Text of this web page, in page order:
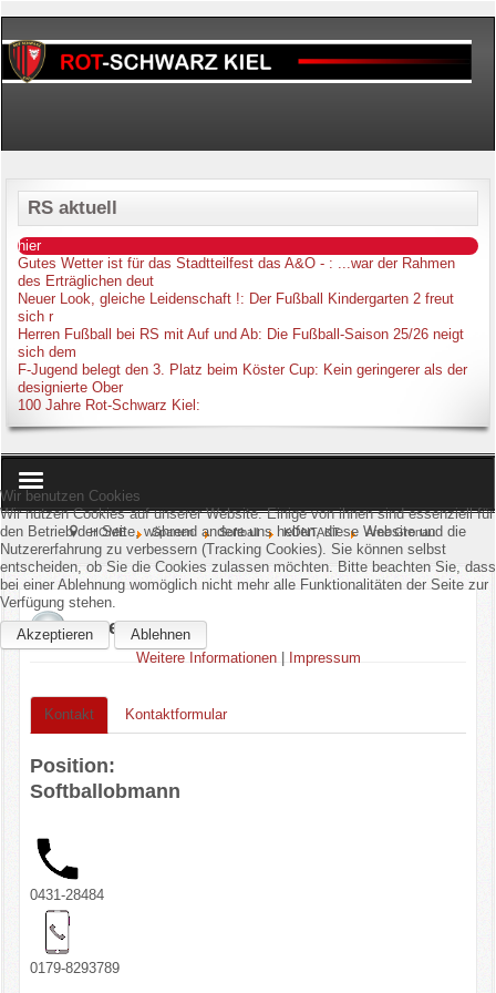
RS aktuell
hier
Gutes Wetter ist für das Stadtteilfest das A&O - : ...war der Rahmen
des Erträglichen deut
Neuer Look, gleiche Leidenschaft !: Der Fußball Kindergarten 2 freut
sich r
Herren Fußball bei RS mit Auf und Ab: Die Fußball-Saison 25/26 neigt
sich dem
F-Jugend belegt den 3. Platz beim Köster Cup: Kein geringerer als der
designierte Ober
100 Jahre Rot-Schwarz Kiel :
Home
Verein
Kinderschutz
Events
Gastronomie
HOME Sparten Softball KONTAKT Arne Gronau
Arne Gronau
Kontakt Kontaktformular
Position:
Softballobmann
0431-28484
0179-8293789
Wir benutzen Cookies
Wir nutzen Cookies auf unserer Website. Einige von ihnen sind essenziell für
den Betrieb der Seite, während andere uns helfen, diese Website und die
Nutzererfahrung zu verbessern (Tracking Cookies). Sie können selbst
entscheiden, ob Sie die Cookies zulassen möchten. Bitte beachten Sie, dass
bei einer Ablehnung womöglich nicht mehr alle Funktionalitäten der Seite zur
Verfügung stehen.
Akzeptieren
Ablehnen
Weitere Informationen| Impressum